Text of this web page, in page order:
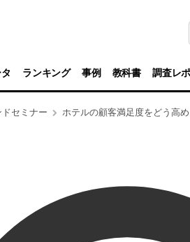
ランキング 事例 教科書 調査レ
セミナー ホテルの顧客満足度をどう高